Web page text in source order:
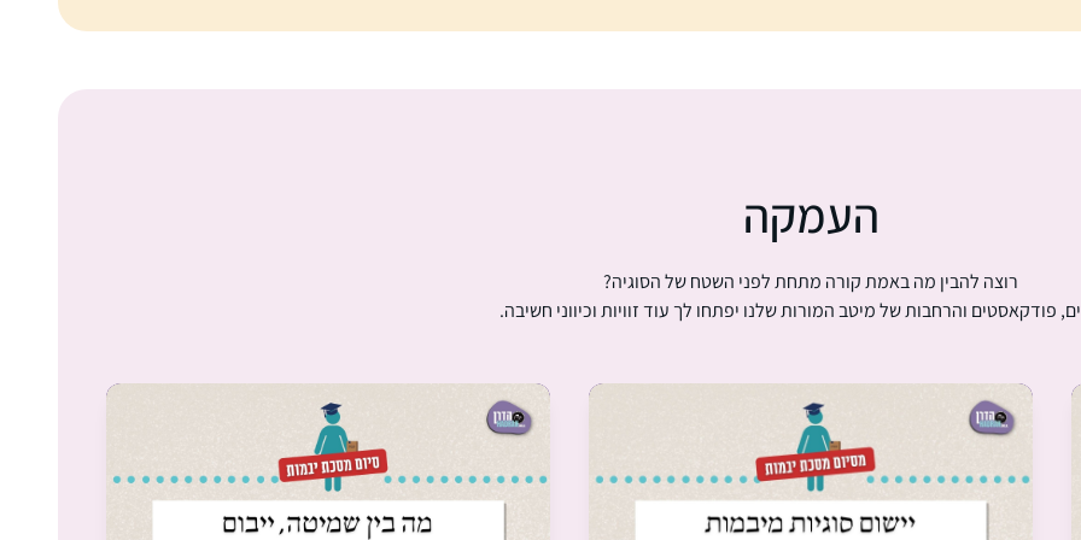
העמקה
רוצה להבין מה באמת קורה מתחת לפני השטח של הסוגיה?
פודקאסטים והרחבות של מיטב המורות שלנו יפתחו לך עוד זוויות וכיווני חשיבה.
זה לא קרה… ב”ה מצאתי לפני מספר חודשים
פרסום של הדרן, ומיד הצטרפתי והתאהבתי.
הדף היומי שינה את חיי ממש והפך כל יום- ליום
של תורה. מודה לכן מקרב ליבי ומאחלת לכולנו
לימוד פורה מתוך אהבת התורה ולומדיה.
חיספין רמת הגולן, ישראל